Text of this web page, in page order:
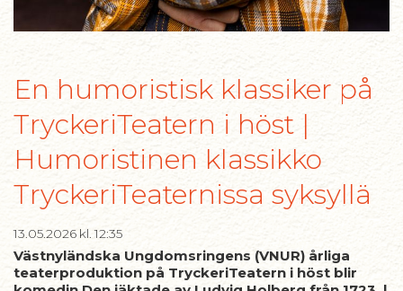
En humoristisk klassiker på
TryckeriTeatern i höst |
Humoristinen klassikko
TryckeriTeaternissa syksyllä
13.05.2026 kl. 12:35
Västnyländska Ungdomsringens (VNUR) årliga
teaterproduktion på TryckeriTeatern i höst blir